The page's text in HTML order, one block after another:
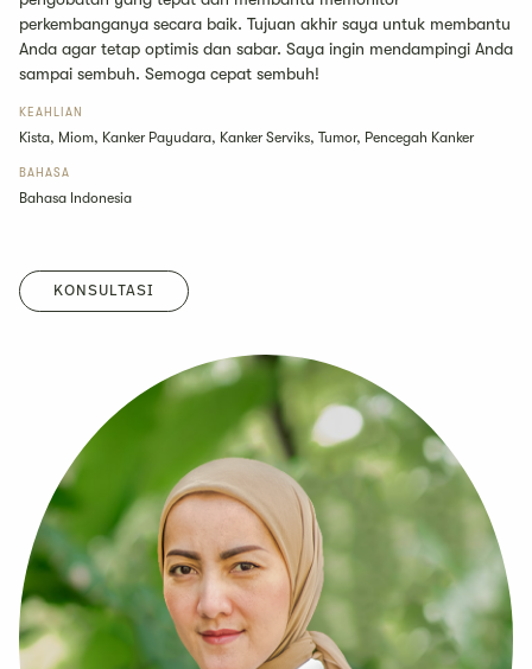
perkembanganya secara baik. Tujuan akhir saya untuk membantu
Anda agar tetap optimis dan sabar. Saya ingin mendampingi Anda
sampai sembuh. Semoga cepat sembuh!
KEAHLIAN
Kista, Miom, Kanker Payudara, Kanker Serviks, Tumor, Pencegah Kanker
BAHASA
Bahasa Indonesia
KONSULTASI